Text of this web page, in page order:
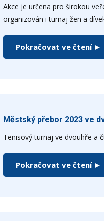
Akce je určena pro širokou
organizován i turnaj žen a
Pokračovat ve čtení ►
Městský přebor 2023 ve
Tenisový turnaj ve dvouhře a
Pokračovat ve čtení ►